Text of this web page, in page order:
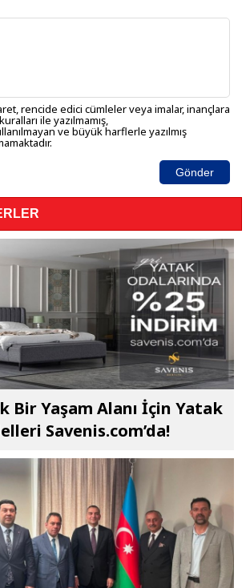
rencide edici cümleler veya imalar, inançlara
ile yazılmamış,
ve büyük harflerle yazılmış
Gönder
Bir Yaşam Alanı İçin Yatak
Savenis.com’da!